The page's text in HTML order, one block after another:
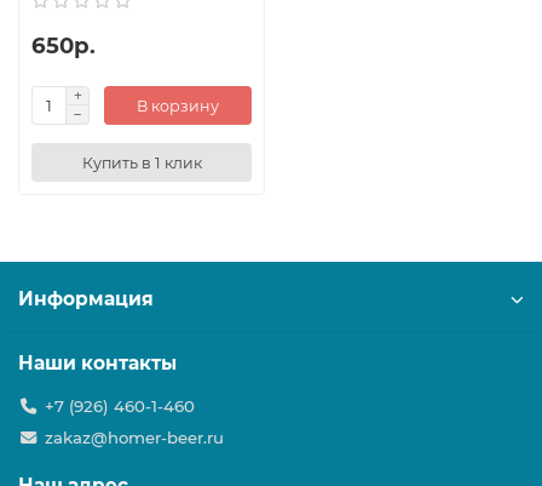
650р.
В корзину
Купить в 1 клик
Информация
Наши контакты
+7 (926) 460-1-460
zakaz@homer-beer.ru